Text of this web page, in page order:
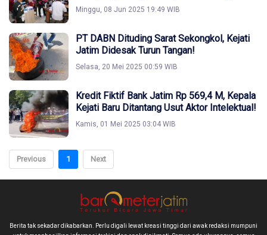
Minggu, 08 Jun 2025 19:49 WIB
PT DABN Dituding Sarat Sekongkol, Kejati
Jatim Didesak Turun Tangan!
Selasa, 20 Mei 2025 00:59 WIB
Kredit Fiktif Bank Jatim Rp 569,4 M, Kepala
Kejati Baru Ditantang Usut Aktor Intelektual!
Kamis, 01 Mei 2025 03:04 WIB
Previous 1 Next
Berita tak sekadar dikabarkan. Perlu digali lewat kreasi tinggi dari awak redaksi mumpuni